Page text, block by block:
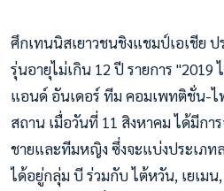
ศึกเทนนิสเยาวชนชิงแชมป์เอเชีย
รุ่นอายุไม่เกิน 12 ปี รายการ "2019
แอนด์ อันเดอร์ ทีม คอมเพทติชั่น-
สถาน เมื่อวันที่ 11 สิงหาคม ได้มีก
ชายและทีมหญิง ซึ่งจะแบ่งประเภท
ได้อยู่กลุ่ม บี ร่วมกับ ไต้หวัน, เยเม